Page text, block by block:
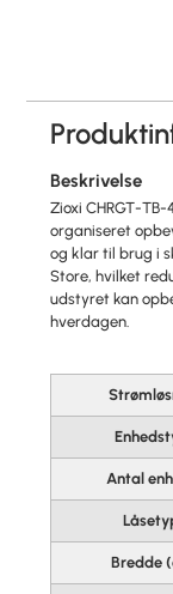
Beskrivelse
Zioxi CHRGT-
organiseret
og klar til brug i
Store, hvilket
udstyret kan
hverdagen.
Antal
Bredde